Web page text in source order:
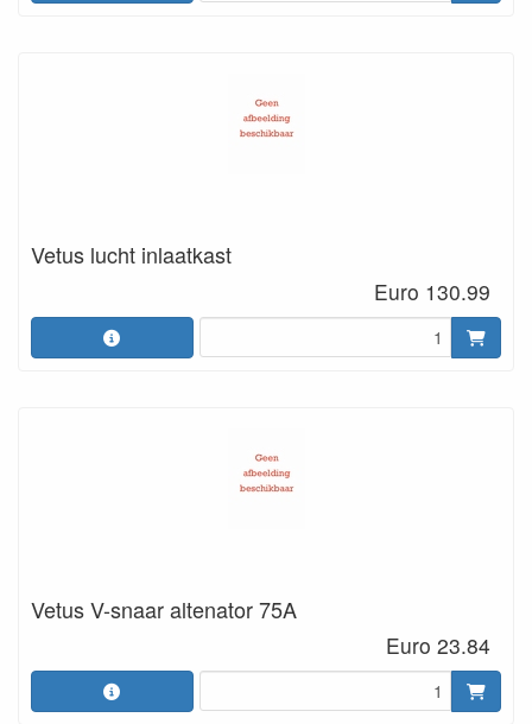
Vetus lucht inlaatkast
Euro 130.99
Vetus V-snaar altenator 75A
Euro 23.84